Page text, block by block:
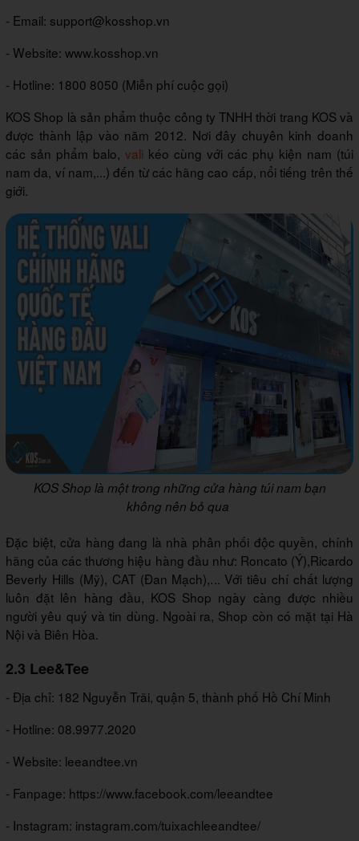
- Email: support@kosshop.vn
- Website: www.kosshop.vn
- Hotline: 1800 8050 (Miễn phí cuộc gọi)
KOS Shop là sản phẩm thuộc công ty TNHH thời trang KOS và
được thành lập vào năm 2012. Nơi đây chuyên kinh doanh
các sản phẩm balo, vali kéo cùng với các phụ kiện nam (túi
nam da, ví nam,...) đến từ các hãng cao cấp, nổi tiếng trên thế
giới.
KOS Shop là một trong những cửa hàng túi nam bạn
không nên bỏ qua
Đặc biệt, cửa hàng đang là nhà phân phối độc quyền, chính
hãng của các thương hiệu hàng đầu như: Roncato (Ý),Ricardo
Beverly Hills (Mỹ), CAT (Đan Mạch),... Với tiêu chí chất lượng
luôn đặt lên hàng đầu, KOS Shop ngày càng được nhiều
người yêu quý và tin dùng. Ngoài ra, Shop còn có mặt tại Hà
Nội và Biên Hòa.
2.3 Lee&Tee
- Địa chỉ: 182 Nguyễn Trãi, quận 5, thành phố Hồ Chí Minh
- Hotline: 08.9977.2020
- Website: leeandtee.vn
- Fanpage: https://www.facebook.com/leeandtee
- Instagram: instagram.com/tuixachleeandtee/